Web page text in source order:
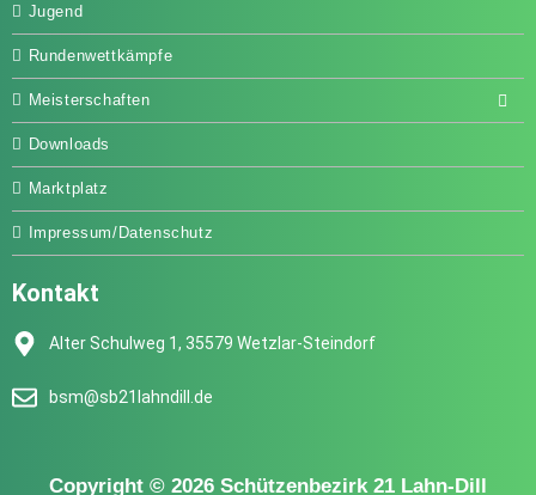
Jugend
Rundenwettkämpfe
Meisterschaften
Downloads
Marktplatz
Impressum/Datenschutz
Kontakt
Alter Schulweg 1, 35579 Wetzlar-Steindorf
bsm@sb21lahndill.de
Copyright © 2026 Schützenbezirk 21 Lahn-Dill